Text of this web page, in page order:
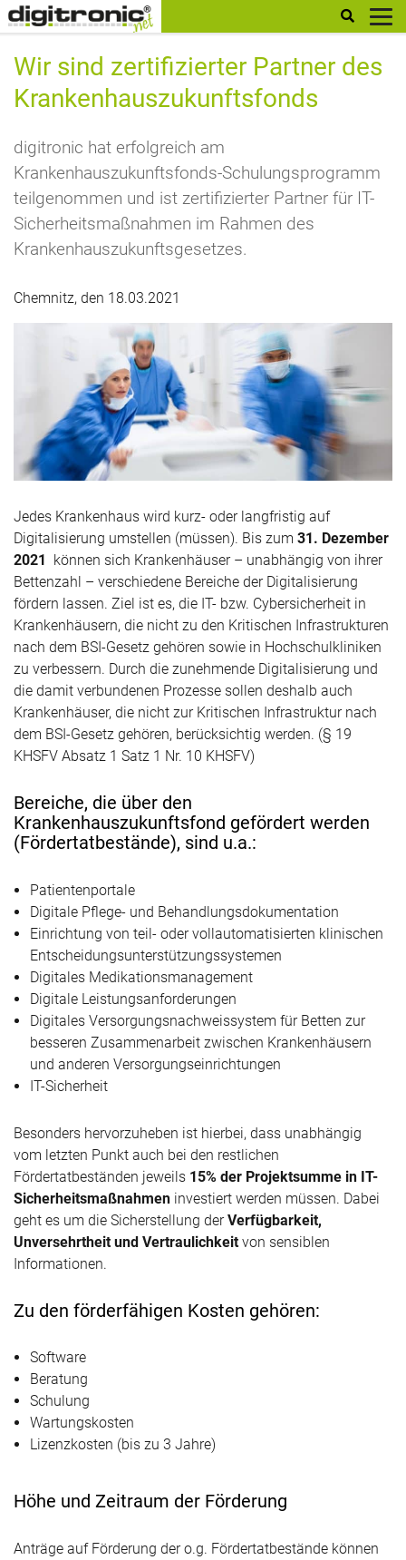
digitronic
Wir sind zertifizierter Partner des
Krankenhauszukunftsfonds
digitronic hat erfolgreich am
Krankenhauszukunftsfonds-Schulungsprogramm
teilgenommen und ist zertifizierter Partner für IT-
Sicherheitsmaßnahmen im Rahmen des
Krankenhauszukunftsgesetzes.
Chemnitz, den 18.03.2021
Jedes Krankenhaus wird kurz- oder langfristig auf
Digitalisierung umstellen (müssen). Bis zum 31. Dezember
2021
können sich Krankenhäuser – unabhängig von ihrer
Bettenzahl – verschiedene Bereiche der Digitalisierung
fördern lassen. Ziel ist es, die IT- bzw. Cybersicherheit in
Krankenhäusern, die nicht zu den Kritischen Infrastrukturen
nach dem BSI-Gesetz gehören sowie in Hochschulkliniken
zu verbessern. Durch die zunehmende Digitalisierung und
die damit verbundenen Prozesse sollen deshalb auch
Krankenhäuser, die nicht zur Kritischen Infrastruktur nach
dem BSI-Gesetz gehören, berücksichtig werden. (§ 19
KHSFV Absatz 1 Satz 1 Nr. 10 KHSFV)
Bereiche, die über den
Krankenhauszukunftsfond gefördert werden
(Fördertatbestände), sind u.a.:
Patientenportale
Digitale Pflege- und Behandlungsdokumentation
Einrichtung von teil- oder vollautomatisierten klinischen
Entscheidungsunterstützungssystemen
Digitales Medikationsmanagement
Digitale Leistungsanforderungen
Digitales Versorgungsnachweissystem für Betten zur
besseren Zusammenarbeit zwischen Krankenhäusern
und anderen Versorgungseinrichtungen
IT-Sicherheit
Besonders hervorzuheben ist hierbei, dass unabhängig
vom letzten Punkt auch bei den restlichen
Fördertatbeständen jeweils 15% der Projektsumme in IT-
Sicherheitsmaßnahmen investiert werden müssen. Dabei
geht es um die Sicherstellung derVerfügbarkeit,
Unversehrtheit und Vertraulichkeit von sensiblen
Informationen.
Zu den förderfähigen Kosten gehören:
Software
Beratung
Schulung
Wartungskosten
Lizenzkosten (bis zu 3 Jahre)
Höhe und Zeitraum der Förderung
Anträge auf Förderung der o.g. Fördertatbestände können